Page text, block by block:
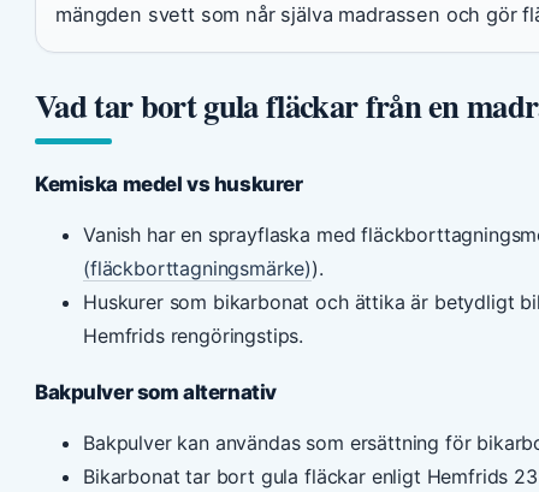
mängden svett som når själva madrassen och gör
Vad tar bort gula fläckar från en
Kemiska medel vs huskurer
Vanish har en sprayflaska med
(fläckborttagningsmärke)).
Huskurer som bikarbonat och ättika är betydligt
Hemfrids rengöringstips.
Bakpulver som alternativ
Bakpulver kan användas som ersättning för
Bikarbonat tar bort gula fläckar enligt Hemfrids